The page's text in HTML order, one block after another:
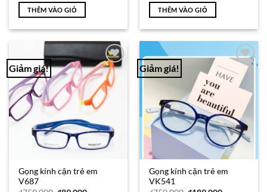
là:
₫1,050,000.
THÊM VÀO GIỎ
là:
₫1,050,000.
THÊM VÀO GIỎ
Giảm giá!
Add to
Wishlist
Gọng kính cận trẻ em
V687
Giảm giá!
Add to
Wishlist
Gọng kính cận trẻ em
VK541